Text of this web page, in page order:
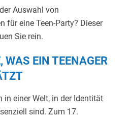
Auswahl von
für eine Teen-Party? Dieser
Sie rein.
WAS EIN TEENAGER
in einer Welt, in der Identität
sind. Zum 17.